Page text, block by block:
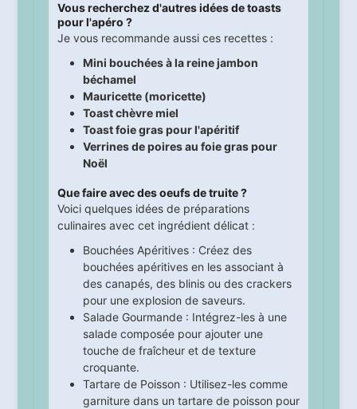
Vous recherchez d'autres idées de toasts
pour l'apéro ?
Je vous recommande aussi ces recettes :
Mini bouchées à la reine jambon
béchamel
Mauricette (moricette)
Toast chèvre miel
Toast foie gras pour l'apéritif
Verrines de poires au foie gras pour
Noël
Que faire avec des oeufs de truite ?
Voici quelques idées de préparations
culinaires avec cet ingrédient délicat :
Bouchées Apéritives : Créez des
bouchées apéritives en les associant à
des canapés, des blinis ou des crackers
pour une explosion de saveurs.
Salade Gourmande : Intégrez-les à une
salade composée pour ajouter une
touche de fraîcheur et de texture
croquante.
Tartare de Poisson : Utilisez-les comme
garniture dans un tartare de poisson pour